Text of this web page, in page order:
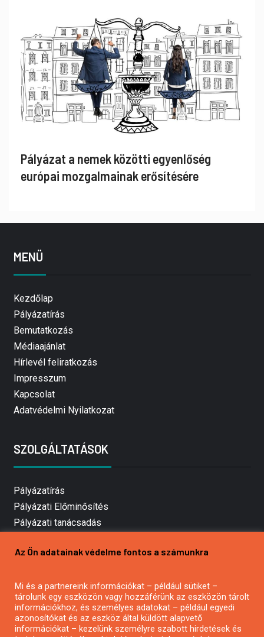
Pályázat a nemek közötti egyenlőség
európai mozgalmainak erősítésére
MENÜ
Kezdőlap
Pályázatírás
Bemutatkozás
Médiaajánlat
Hírlevél feliratkozás
Impresszum
Kapcsolat
Adatvédelmi Nyilatkozat
SZOLGÁLTATÁSOK
Pályázatírás
Pályázati Előminősítés
Pályázati tanácsadás
Mezőgazdasági pályázatírás
Pályázatírás civil szervezeteknek
Pályázatírás önkormányzatoknak
Pályázatfigyelés
Specifikus pályázatfigyelés vagy hírlevél
Az Ön adatainak védelme fontos a számunkra
Mi és a partnereink információkat – például sütiket –
tárolunk egy eszközön vagy hozzáférünk az eszközön tárolt
információkhoz, és személyes adatokat – például egyedi
azonosítókat és az eszköz által küldött alapvető
információkat – kezelünk személyre szabott hirdetések és